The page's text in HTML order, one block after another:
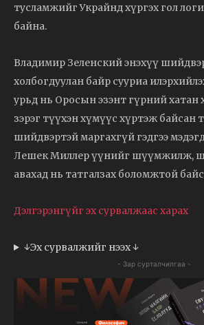
тусламжийг Украйнд хүргэх гол
байна.
Владимир Зеленский энэхүү
холбогдуулан байр сууриа
урьд нь Оросын эзэнт гүрний хатан
зэрэг түүхэн хүмүүс хүртэж
шийдвэртэй маргахгүй гэдгээ
Лешек Миллер үүнийг шүүмжилж,
авахад нь татгалзах боломжтой
Дэлгэрэнгүйг эх сурвалжаас харах
↓Эх сурвалжийг нээх ↓
- Зар сурталчилгаа -